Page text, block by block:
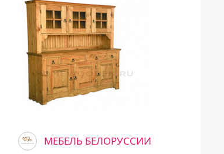
МЕБЕЛЬ БЕЛОРУССИИ